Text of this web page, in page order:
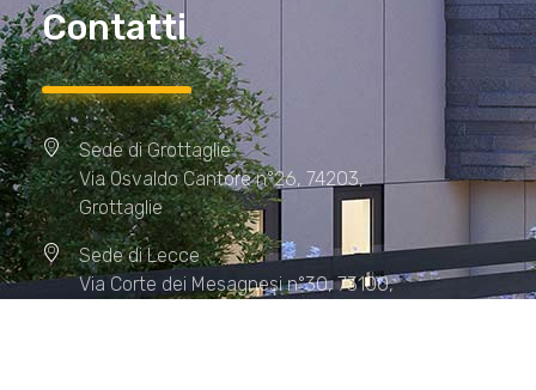
Contatti
Sede di Grottaglie
Via Osvaldo Cantore n°26, 74203,
Grottaglie
Sede di Lecce
Via Corte dei Mesagnesi n°30, 73100,